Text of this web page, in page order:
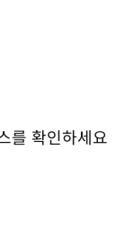
를 확인하세요